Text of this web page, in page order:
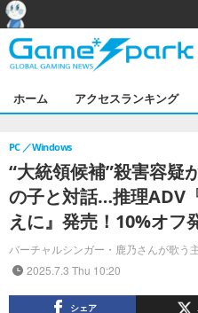
ホーム アクセスランキング
“大統領候補”殺害容疑
の子と対話…推理ADV
えに』発売！10%オフ
バーチャルシンガー・鹿乃さんが歌う
PC Windows
2025.7.3 Thu 10:20
シェア